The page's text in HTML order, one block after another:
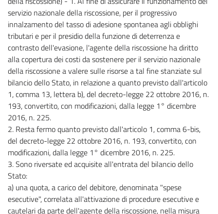
servizio nazionale della riscossione, per il progressivo
innalzamento del tasso di adesione spontanea agli obblighi
tributari e per il presidio della funzione di deterrenza e
contrasto dell'evasione, l'agente della riscossione ha diritto
alla copertura dei costi da sostenere per il servizio nazionale
della riscossione a valere sulle risorse a tal fine stanziate sul
bilancio dello Stato, in relazione a quanto previsto dall'articolo
1, comma 13, lettera b), del decreto-legge 22 ottobre 2016, n.
193, convertito, con modificazioni, dalla legge 1° dicembre
2016, n. 225.
2. Resta fermo quanto previsto dall'articolo 1, comma 6-bis,
del decreto-legge 22 ottobre 2016, n. 193, convertito, con
modificazioni, dalla legge 1° dicembre 2016, n. 225.
3. Sono riversate ed acquisite all'entrata del bilancio dello
Stato:
a) una quota, a carico del debitore, denominata "spese
esecutive", correlata all'attivazione di procedure esecutive e
cautelari da parte dell'agente della riscossione, nella misura